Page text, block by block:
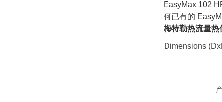
EasyMax 102
何已有的
梅特勒热流量热
Dimensions